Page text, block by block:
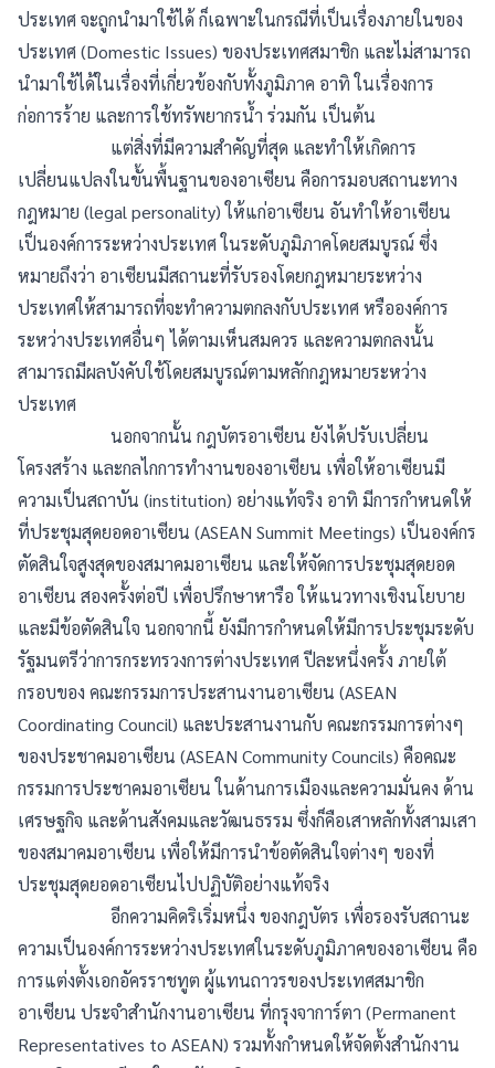
ประเทศ จะถูกนำมาใช้ได้ ก็เฉพาะในกรณีที่เป็นเรื่องภายในของ
ประเทศ (Domestic Issues) ของประเทศสมาชิก และไม่สามารถ
นำมาใช้ได้ในเรื่องที่เกี่ยวข้องกับทั้งภูมิภาค อาทิ ในเรื่องการ
ก่อการร้าย และการใช้ทรัพยากรน้ำ ร่วมกัน เป็นต้น
แต่สิ่งที่มีความสำคัญที่สุด และทำให้เกิดการ
เปลี่ยนแปลงในขั้นพื้นฐานของอาเซียน คือการมอบสถานะทาง
กฎหมาย (legal personality) ให้แก่อาเซียน อันทำให้อาเซียน
เป็นองค์การระหว่างประเทศ ในระดับภูมิภาคโดยสมบูรณ์ ซึ่ง
หมายถึงว่า อาเซียนมีสถานะที่รับรองโดยกฎหมายระหว่าง
ประเทศให้สามารถที่จะทำความตกลงกับประเทศ หรือองค์การ
ระหว่างประเทศอื่นๆ ได้ตามเห็นสมควร และความตกลงนั้น
สามารถมีผลบังคับใช้โดยสมบูรณ์ตามหลักกฎหมายระหว่าง
ประเทศ
นอกจากนั้น กฎบัตรอาเซียน ยังได้ปรับเปลี่ยน
โครงสร้าง และกลไกการทำงานของอาเซียน เพื่อให้อาเซียนมี
ความเป็นสถาบัน (institution) อย่างแท้จริง อาทิ มีการกำหนดให้
ที่ประชุมสุดยอดอาเซียน (ASEAN Summit Meetings) เป็นองค์กร
ตัดสินใจสูงสุดของสมาคมอาเซียน และให้จัดการประชุมสุดยอด
อาเซียน สองครั้งต่อปี เพื่อปรึกษาหารือ ให้แนวทางเชิงนโยบาย
และมีข้อตัดสินใจ นอกจากนี้ ยังมีการกำหนดให้มีการประชุมระดับ
รัฐมนตรีว่าการกระทรวงการต่างประเทศ ปีละหนึ่งครั้ง ภายใต้
กรอบของ คณะกรรมการประสานงานอาเซียน (ASEAN
Coordinating Council) และประสานงานกับ คณะกรรมการต่างๆ
ของประชาคมอาเซียน (ASEAN Community Councils) คือคณะ
กรรมการประชาคมอาเซียน ในด้านการเมืองและความมั่นคง ด้าน
เศรษฐกิจ และด้านสังคมและวัฒนธรรม ซึ่งก็คือเสาหลักทั้งสามเสา
ของสมาคมอาเซียน เพื่อให้มีการนำข้อตัดสินใจต่างๆ ของที่
ประชุมสุดยอดอาเซียนไปปฏิบัติอย่างแท้จริง
อีกความคิดริเริ่มหนึ่ง ของกฎบัตร เพื่อรองรับสถานะ
ความเป็นองค์การระหว่างประเทศในระดับภูมิภาคของอาเซียน คือ
การแต่งตั้งเอกอัครราชทูต ผู้แทนถาวรของประเทศสมาชิก
อาเซียน ประจำสำนักงานอาเซียน ที่กรุงจาการ์ตา (Permanent
Representatives to ASEAN) รวมทั้งกำหนดให้จัดตั้งสำนักงาน